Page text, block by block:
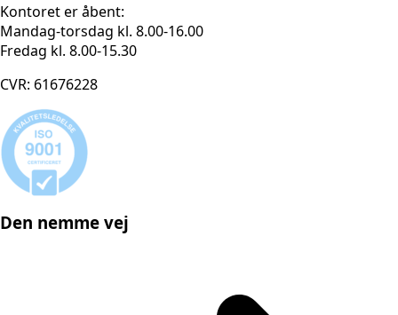
Kontoret er åbent:
Mandag-torsdag kl. 8.00-16.00
Fredag kl. 8.00-15.30
CVR: 61676228
Den nemme vej